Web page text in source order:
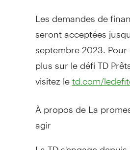
Les demandes de
seront acceptées
septembre 2023.
plus sur le défi TD
visitez le td.com/
À propos de La
agir
La TD s'engage